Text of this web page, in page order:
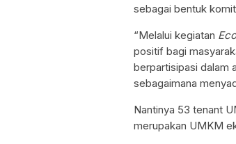
sebagai bentuk
“Melalui kegiatan
positif bagi
berpartisipasi dalam
sebagaimana
Nantinya 53 tenant
merupakan UMKM